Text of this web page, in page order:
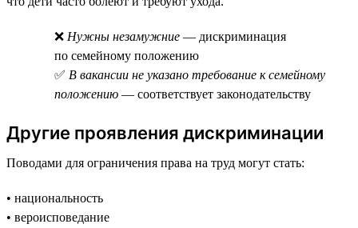
❌ Нужны незамужние — дискриминация
по семейному положению
✅ В вакансии не указано требование к семейному
положению — соответствует законодательству
Другие проявления дискриминации
Поводами для ограничения права на труд могут стать:
• национальность
• вероисповедание